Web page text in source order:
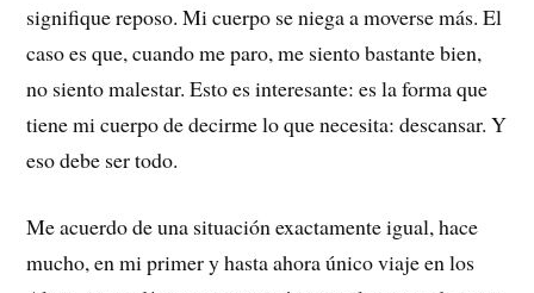
signifique reposo. Mi cuerpo se niega a moverse más. El
caso es que, cuando me paro, me siento bastante bien,
no siento malestar. Esto es interesante: es la forma que
tiene mi cuerpo de decirme lo que necesita: descansar. Y
eso debe ser todo.
Me acuerdo de una situación exactamente igual, hace
mucho, en mi primer y hasta ahora único viaje en los